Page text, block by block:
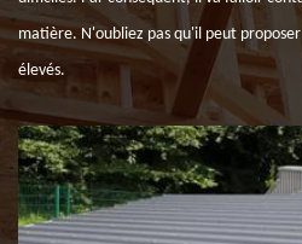
matière. N'oubliez pas qu'il peut
élevés.